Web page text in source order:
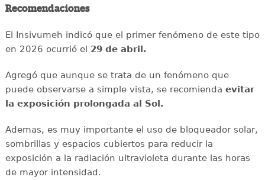
Recomendaciones
El Insivumeh indicó que el primer fenómeno de este tipo
en 2026 ocurrió el 29 de abril.
Agregó que aunque se trata de un fenómeno que
puede observarse a simple vista, se recomienda evitar
la exposición prolongada al Sol.
Ademas, es muy importante el uso de bloqueador solar,
sombrillas y espacios cubiertos para reducir la
exposición a la radiación ultravioleta durante las horas
de mayor intensidad.